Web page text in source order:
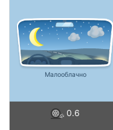
Малооблачно
0.6